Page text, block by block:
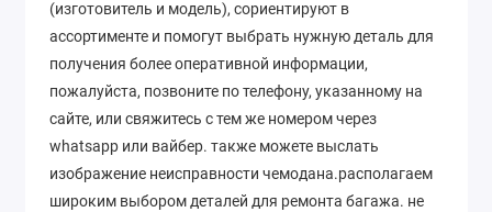
(изготовитель и модель), сориентируют в
ассортименте и помогут выбрать нужную деталь для
получения более оперативной информации,
пожалуйста, позвоните по телефону, указанному на
сайте, или свяжитесь с тем же номером через
whatsapp или вайбер. также можете выслать
изображение неисправности чемодана.располагаем
широким выбором деталей для ремонта багажа. не